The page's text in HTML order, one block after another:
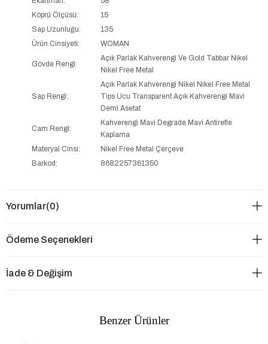
Köprü Ölçüsü:
15
Sap Uzunluğu:
135
Ürün Cinsiyeti:
WOMAN
Gövde Rengi:
Açık Parlak Kahverengi Ve Gold Tabbar Nikel
Nikel Free Metal
Sap Rengi:
Açık Parlak Kahverengi Nikel Nikel Free Metal
Tips Ucu Transparent Açık Kahverengi Mavi
Demi Asetat
Cam Rengi:
Kahverengi Mavi Degrade Mavi Antirefle
Kaplama
Materyal Cinsi:
Nikel Free Metal Çerçeve
Barkod:
8682257361350
Yorumlar(0)
Ödeme Seçenekleri
İade & Değişim
Benzer Ürünler